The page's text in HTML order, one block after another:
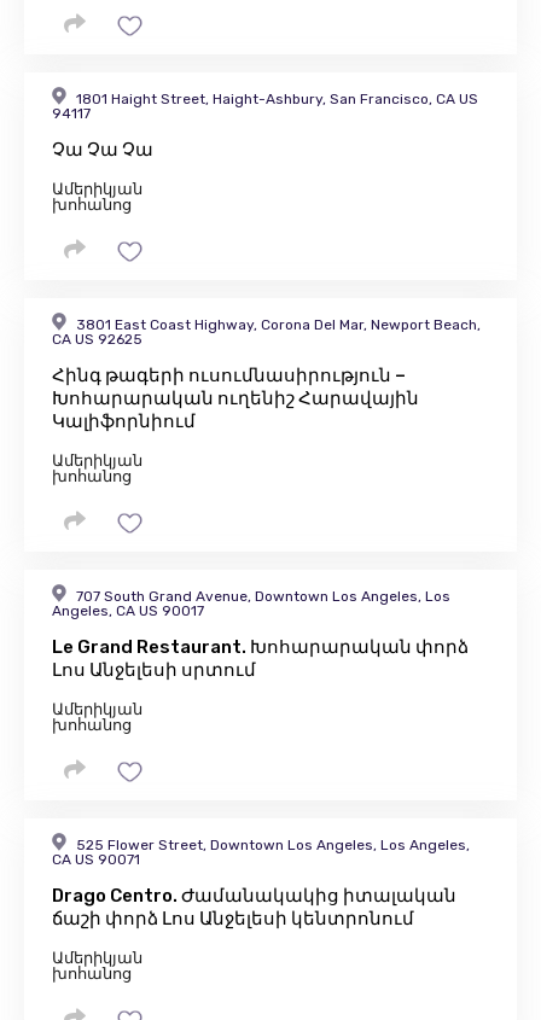
1801 Haight Street, Haight-Ashbury, San Francisco, CA US
94117
Չա Չա Չա
Ամերիկյան
խոհանոց
3801 East Coast Highway, Corona Del Mar, Newport Beach,
CA US 92625
Հինգ թագերի ուսումնասիրություն –
Խոհարարական ուղենիշ Հարավային
Կալիֆորնիում
Ամերիկյան
խոհանոց
707 South Grand Avenue, Downtown Los Angeles, Los
Angeles, CA US 90017
Le Grand Restaurant. Խոհարարական փորձ
Լոս Անջելեսի սրտում
Ամերիկյան
խոհանոց
525 Flower Street, Downtown Los Angeles, Los Angeles,
CA US 90071
Drago Centro. Ժամանակակից իտալական
ճաշի փորձ Լոս Անջելեսի կենտրոնում
Ամերիկյան
խոհանոց